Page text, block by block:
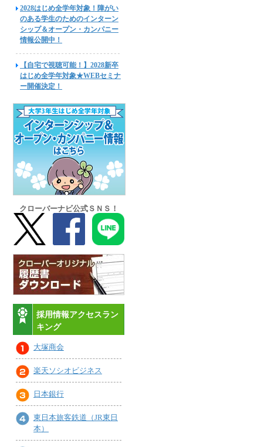
2028はじめ全学年対象！障がい
のある学生のためのインターン
シップ＆オープン・カンパニー
情報公開中！
【自宅で視聴可能！】2028新卒
はじめ全学年対象★WEBセミナ
ー開催決定！
クローバーナビ公式ＳＮＳ！
採用情報アクセスラン
キング
大塚商会
楽天ソシオビジネス
日本銀行
東日本旅客鉄道（JR東日
本）